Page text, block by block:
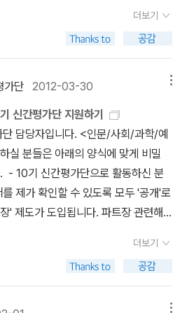
, 그 특유의 오기도 한국을 닮았다. 창
한국경제의 내부 구조로 이전됐
연구인 것이다.'이론이나 담론을 다루기
에 주목할 만하다. 하지만 그럼에도
탄생>과 <시민의 탄생>에 이어지는
서 두 권을 읽은 독자라면 결말이 궁
... 17. 03. 18.
실'이 부제. 이 책은 도스토옙스키와
그림, 셰익스피어의 비극과 타르콥
교향곡과 피아졸라의 탱고가 흘러넘치
가의 창조적 영감이 폭발했던 순간으
자는 시대를 가로질러 살아남은 작품
했던 천재들의 빛나는 통찰과 남다른
진보를 가져온 인류의 지성을 온전
아니라 음악과 미술, 영화까지 포괄
업'의 특징이다. 저자의 전방위적 관
응집되었는지 '예술수업' 강의실에
다 연구서들이 먼저 나와서 어리둥
학자인 오크쇼트가 사망한 후에, 그가
관해 두 권의 책을 냈고 숱한 저작을
상당하다. 새 책은 송호근이 한 챕터
념을 종합적으로 볼 수 있을 것이다.
막 권인 <현대 한국 사회의 탄생>도
12. 07) 문자와 동학, 근대 시민을
대사회, 그리고 근대인은 언제 출현했
화두로 삼은 물음이다. 서양의 근대가
기에 그 기원과 진화 양상을 충분히
정이 그렇지 않다는 판단이 깔려 있
화의 궤적이 모호하다. 한국 현대사회
사회학자로서 명확히 해명되지 않는
껴왔다는 그가 결국 직접 팔을 걷어
에 관한 연구가 없지 않았다. 아니 한
하나였다. 과문하지만 상식에 기대
께 비로소 서양식 근대가 이식됐다고
있다. 반면 다른 쪽엔 18세기에 이미
더보기
가단 2012-03-30
신간평가단 지원하기
담당자입니다. <인문/사회/과학/예
실 분들은 아래의 양식에 맞게 비밀
- 10기 신간평가단으로 활동하신 분
제가 확인할 수 있도록 모두 '공개'로
' 제도가 도입됩니다. 파트장 관련해
. =======================
1. 간단한
세요.2. 최근 작성한 리뷰 주소를 남겨
더보기